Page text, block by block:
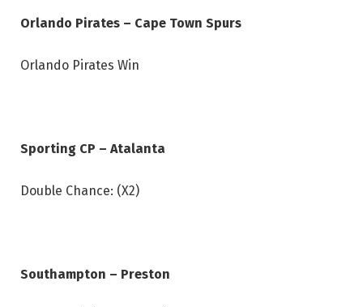
Orlando Pirates – Cape Town Spurs
Orlando Pirates Win
Sporting CP – Atalanta
Double Chance: (X2)
Southampton – Preston